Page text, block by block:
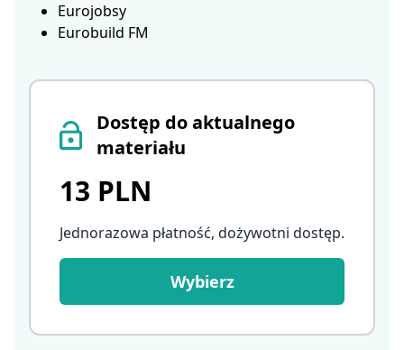
Dostęp do aktualnego
materiału
13 PLN
Jednorazowa płatność, dożywotni dostęp.
Wybierz
Eurojobsy
Eurobuild FM